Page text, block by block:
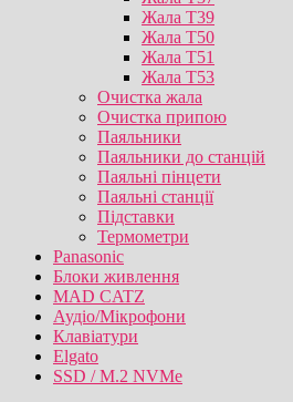
Жала T39
Жала T50
Жала T51
Жала T53
Очистка жала
Очистка припою
Паяльники
Паяльники до станцій
Паяльні пінцети
Паяльні станції
Підставки
Термометри
Panasonic
Блоки живлення
MAD CATZ
Аудіо/Мікрофони
Клавіатури
Elgato
SSD / M.2 NVMe